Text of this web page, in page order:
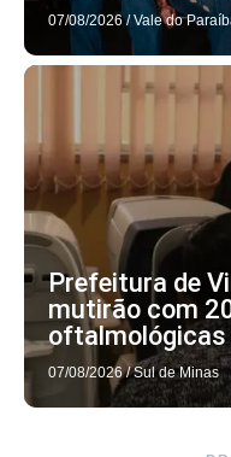
07/08/2026 / Vale do
Prefeitura de
mutirão com
oftalmológicas
07/08/2026 / Sul de Minas